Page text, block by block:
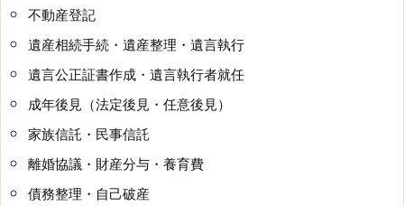
不動産登記
遺産相続手続・遺産整理・遺言執行
遺言公正証書作成・遺言執行者就任
成年後見（法定後見・任意後見）
家族信託・民事信託
離婚協議・財産分与・養育費
債務整理・自己破産